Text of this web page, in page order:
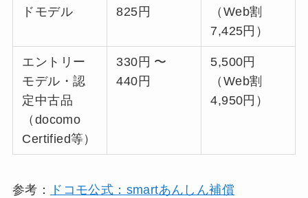
ドモデル
825円
（Web割
7,425円）
エントリー
モデル・認
定中古品
（docomo
Certified等）
330円 〜
440円
5,500円
（Web割
4,950円）
参考： ドコモ公式：smartあんしん補償